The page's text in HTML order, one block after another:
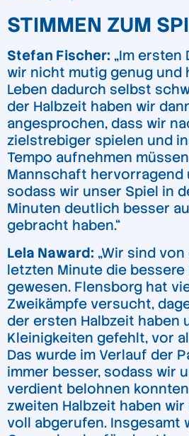
STIMMEN ZUM
Stefan Fischer: „Im ersten
wir nicht mutig genug und
Leben dadurch selbst
der Halbzeit haben wir
angesprochen, dass wir
zielstrebiger spielen und
Tempo aufnehmen
Mannschaft hervorragend
sodass wir unser Spiel in
Minuten deutlich besser
gebracht haben.“
Lela Naward: „Wir sind
letzten Minute die
gewesen. Flensborg hat
Zweikämpfe versucht,
der ersten Halbzeit haben
Kleinigkeiten gefehlt, vor
Das wurde im Verlauf der
immer besser, sodass wir
verdient belohnen
zweiten Halbzeit haben
voll abgerufen. Insgesamt